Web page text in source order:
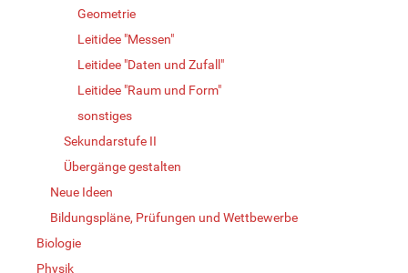
Geometrie
Leitidee "Messen"
Leitidee "Daten und Zufall"
Leitidee "Raum und Form"
sonstiges
Sekundarstufe II
Übergänge gestalten
Neue Ideen
Bildungspläne, Prüfungen und Wettbewerbe
Biologie
Physik